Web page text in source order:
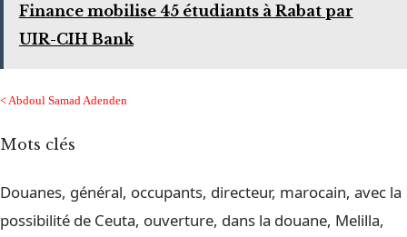
Finance mobilise 45 étudiants à Rabat par
UIR-CIH Bank
< Abdoul Samad Adenden
Mots clés
Douanes, général, occupants, directeur, marocain, avec la
possibilité de Ceuta, ouverture, dans la douane, Melilla,